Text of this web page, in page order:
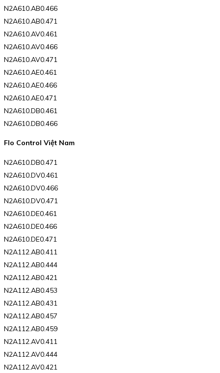
N2A610.AB0.466
N2A610.AB0.471
N2A610.AV0.461
N2A610.AV0.466
N2A610.AV0.471
N2A610.AE0.461
N2A610.AE0.466
N2A610.AE0.471
N2A610.DB0.461
N2A610.DB0.466
Flo Control Việt Nam
N2A610.DB0.471
N2A610.DV0.461
N2A610.DV0.466
N2A610.DV0.471
N2A610.DE0.461
N2A610.DE0.466
N2A610.DE0.471
N2A112.AB0.411
N2A112.AB0.444
N2A112.AB0.421
N2A112.AB0.453
N2A112.AB0.431
N2A112.AB0.457
N2A112.AB0.459
N2A112.AV0.411
N2A112.AV0.444
N2A112.AV0.421